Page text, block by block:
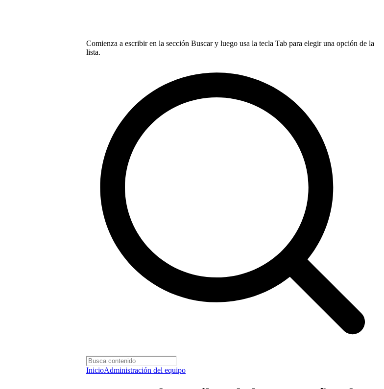
Comienza a escribir en la sección Buscar y luego usa la tecla Tab para elegir una opción de la
lista.
InicioAdministración del equipo